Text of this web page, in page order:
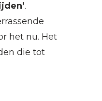
.
het nu. Het
die tot